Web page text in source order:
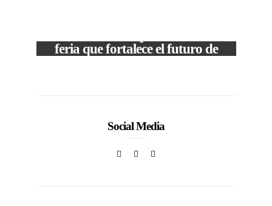
feria que fortalece el futuro de
Social Media